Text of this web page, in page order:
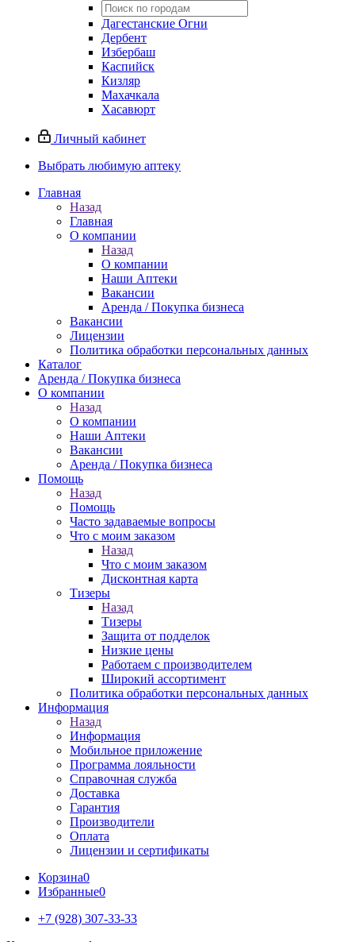
Дагестанские Огни
Дербент
Избербаш
Каспийск
Кизляр
Махачкала
Хасавюрт
Личный кабинет
Выбрать любимую аптеку
Главная
Назад
Главная
О компании
Назад
О компании
Наши Аптеки
Вакансии
Аренда / Покупка бизнеса
Вакансии
Лицензии
Политика обработки персональных данных
Каталог
Аренда / Покупка бизнеса
О компании
Назад
О компании
Наши Аптеки
Вакансии
Аренда / Покупка бизнеса
Помощь
Назад
Помощь
Часто задаваемые вопросы
Что с моим заказом
Назад
Что с моим заказом
Дисконтная карта
Тизеры
Назад
Тизеры
Защита от подделок
Низкие цены
Работаем с производителем
Широкий ассортимент
Политика обработки персональных данных
Информация
Назад
Информация
Мобильное приложение
Программа лояльности
Справочная служба
Доставка
Гарантия
Производители
Оплата
Лицензии и сертификаты
Корзина0
Избранные0
+7 (928) 307-33-33